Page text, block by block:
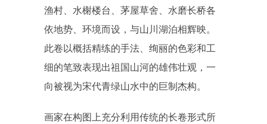
渔村、水榭楼台、茅屋草舍、水磨长桥各
依地势、环境而设，与山川湖泊相辉映。
此卷以概括精练的手法、绚丽的色彩和工
细的笔致表现出祖国山河的雄伟壮观，一
向被视为宋代青绿山水中的巨制杰构。
画家在构图上充分利用传统的长卷形式所